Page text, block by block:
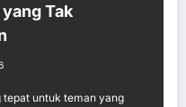
Tak
untuk teman yang